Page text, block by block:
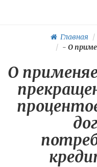
Главная
- О
О